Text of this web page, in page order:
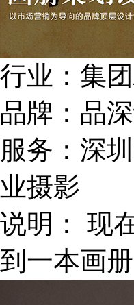
行业： 集
品牌： 品
服务： 深
业摄影
说明：
现
到一本画